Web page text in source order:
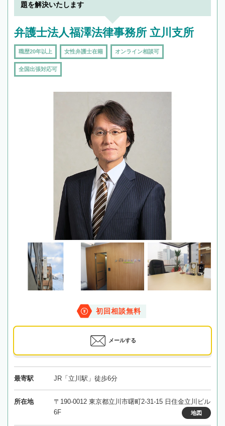
題を解決いたします
弁護士法人福澤法律事務所 立川支所
職歴20年以上 女性弁護士在籍 オンライン相談可
全国出張対応可
初回相談無料
メールする
最寄駅 JR「立川駅」徒歩6分
所在地
〒190-0012 東京都立川市曙町2-31-15 日住金立川ビル
6F
地図